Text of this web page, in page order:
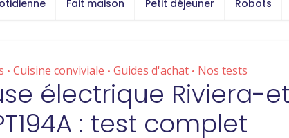
Fait maison Petit déjeuner Robots
• Cuisine conviviale • Guides d'achat • Nos tests
électrique Riviera-
: test complet